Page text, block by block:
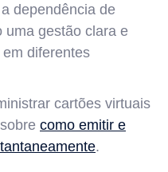
dependência de
uma gestão clara e
diferentes
cartões virtuais
como emitir e
.